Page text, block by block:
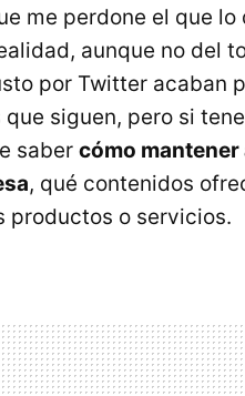
me perdone el que lo
aunque no del
por Twitter acaban
siguen, pero si
saber cómo mantener
, qué contenidos
productos o servicios.